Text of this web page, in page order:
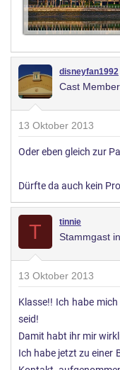
disneyfan1992
Cast Member
13 Oktober 2013
Oder eben gleich zur
Dürfte da auch kein
T tinnie
Stammgast
13 Oktober 2013
Klasse!! Ich habe
seid!
Damit habt ihr mir
Ich habe jetzt zu einer